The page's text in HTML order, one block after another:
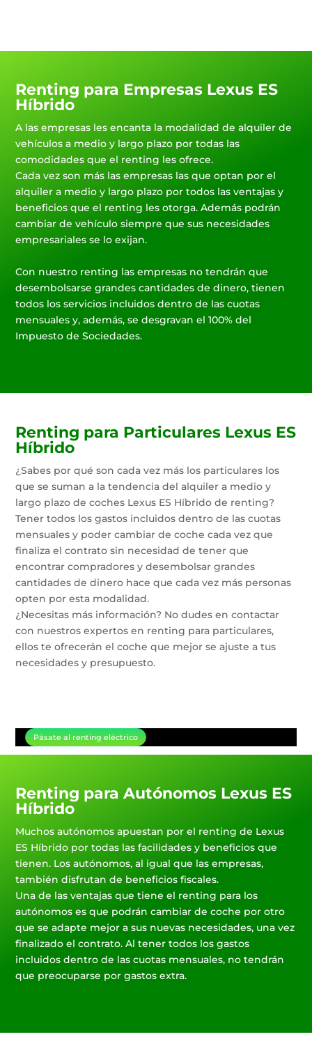
Renting para Empresas Lexus ES
Híbrido
A las empresas les encanta la modalidad de alquiler de
vehículos a medio y largo plazo por todas las
comodidades que el renting les ofrece.
Cada vez son más las empresas las que optan por el
alquiler a medio y largo plazo por todos las ventajas y
beneficios que el renting les otorga. Además podrán
cambiar de vehículo siempre que sus necesidades
empresariales se lo exijan.
Con nuestro renting las empresas no tendrán que
desembolsarse grandes cantidades de dinero, tienen
todos los servicios incluidos dentro de las cuotas
mensuales y, además, se desgravan el 100% del
Impuesto de Sociedades.
Renting para Particulares Lexus ES
Híbrido
¿Sabes por qué son cada vez más los particulares los
que se suman a la tendencia del alquiler a medio y
largo plazo de coches Lexus ES Híbrido de renting?
Tener todos los gastos incluidos dentro de las cuotas
mensuales y poder cambiar de coche cada vez que
finaliza el contrato sin necesidad de tener que
encontrar compradores y desembolsar grandes
cantidades de dinero hace que cada vez más personas
opten por esta modalidad.
¿Necesitas más información? No dudes en contactar
con nuestros expertos en renting para particulares,
ellos te ofrecerán el coche que mejor se ajuste a tus
necesidades y presupuesto.
Pásate al renting eléctrico
Renting para Autónomos Lexus ES
Híbrido
Muchos autónomos apuestan por el renting de Lexus
ES Híbrido por todas las facilidades y beneficios que
tienen. Los autónomos, al igual que las empresas,
también disfrutan de beneficios fiscales.
Una de las ventajas que tiene el renting para los
autónomos es que podrán cambiar de coche por otro
que se adapte mejor a sus nuevas necesidades, una vez
finalizado el contrato. Al tener todos los gastos
incluidos dentro de las cuotas mensuales, no tendrán
que preocuparse por gastos extra.